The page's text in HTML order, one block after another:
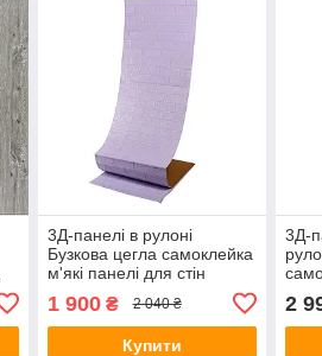
3Д-панелі в рулоні
Бузкова цегла самоклейка
м'які панелі для стін
700мм*20м*3мм R015-3-
20 SW-00001470
1 900₴ 2 040 ₴
Купити
3Д-
2